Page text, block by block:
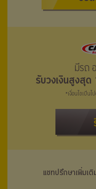
มีรถ
รับวงเงินสูงสุด
*เงื่อนไขเป็น
แชทปรึกษาเพิ่มเติ